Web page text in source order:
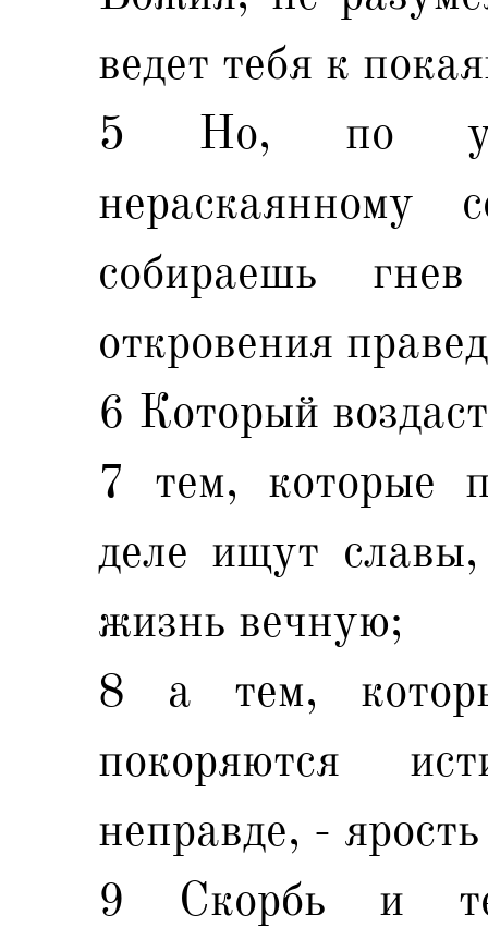
ведет тебя к
5 Но, по
собираешь
откровения
6 Который
7 тем, которые
деле ищут
жизнь вечную;
8 а тем,
покоряются
неправде, -
9 Скорбь и